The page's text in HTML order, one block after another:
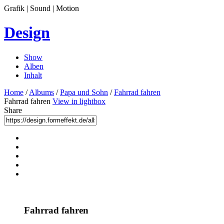
Grafik | Sound | Motion
Design
Show
Alben
Inhalt
Home /Albums /Papa und Sohn /Fahrrad fahren
Fahrrad fahren View in lightbox
Share
Fahrrad fahren